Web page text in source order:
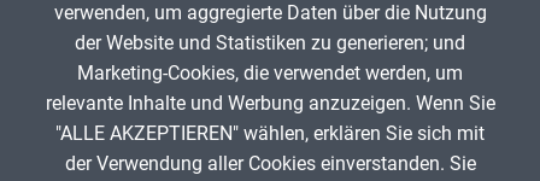
Infos zum Urheberrecht
ANZEIGE
verwenden, um aggregierte Daten über die Nutzung
der Website und Statistiken zu generieren; und
Marketing-Cookies, die verwendet werden, um
relevante Inhalte und Werbung anzuzeigen. Wenn Sie
"ALLE AKZEPTIEREN" wählen, erklären Sie sich mit
der Verwendung aller Cookies einverstanden. Sie